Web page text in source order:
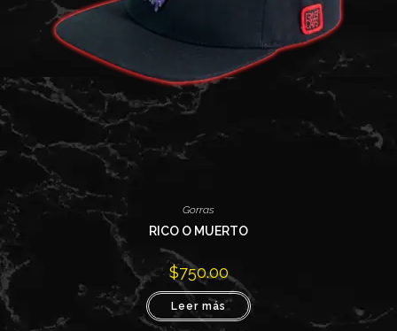
Gorras
RICO O MUERTO
$750.00
Leer más